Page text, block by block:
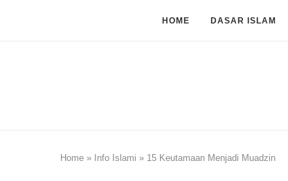
HOME DASAR ISLAM
Home » Info Islami » 15 Keutamaan Menjadi Muadzin